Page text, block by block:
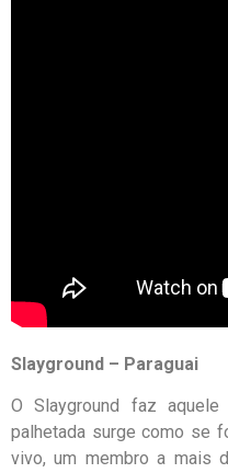
Slayground – Paraguai
O Slayground faz
palhetada surge como se
vivo, um membro a mais